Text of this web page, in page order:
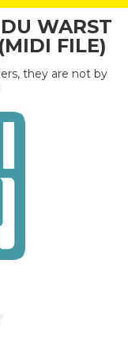
WARST
FILE)
they are not by